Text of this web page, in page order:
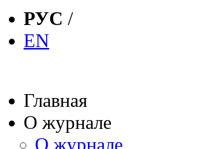
РУС /
EN
Главная
О журнале
О журнале